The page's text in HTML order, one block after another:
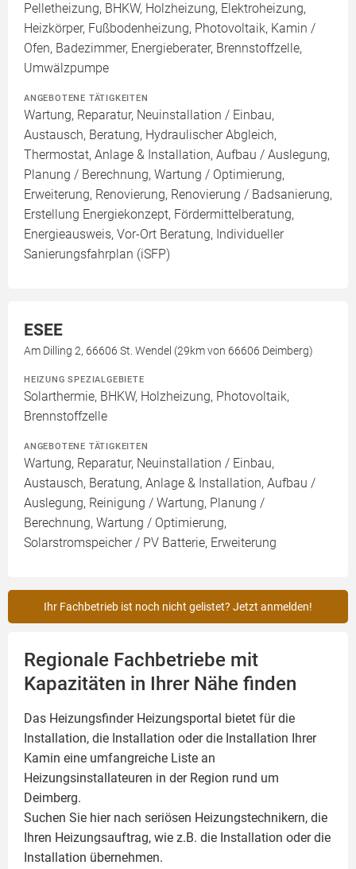
Pelletheizung, BHKW, Holzheizung, Elektroheizung,
Heizkörper, Fußbodenheizung, Photovoltaik, Kamin /
Ofen, Badezimmer, Energieberater, Brennstoffzelle,
Umwälzpumpe
ANGEBOTENE TÄTIGKEITEN
Wartung, Reparatur, Neuinstallation / Einbau,
Austausch, Beratung, Hydraulischer Abgleich,
Thermostat, Anlage & Installation, Aufbau / Auslegung,
Planung / Berechnung, Wartung / Optimierung,
Erweiterung, Renovierung, Renovierung / Badsanierung,
Erstellung Energiekonzept, Fördermittelberatung,
Energieausweis, Vor-Ort Beratung, Individueller
Sanierungsfahrplan (iSFP)
ESEE
Am Dilling 2, 66606 St. Wendel (29km von 66606 Deimberg)
HEIZUNG SPEZIALGEBIETE
Solarthermie, BHKW, Holzheizung, Photovoltaik,
Brennstoffzelle
ANGEBOTENE TÄTIGKEITEN
Wartung, Reparatur, Neuinstallation / Einbau,
Austausch, Beratung, Anlage & Installation, Aufbau /
Auslegung, Reinigung / Wartung, Planung /
Berechnung, Wartung / Optimierung,
Solarstromspeicher / PV Batterie, Erweiterung
Ihr Fachbetrieb ist noch nicht gelistet? Jetzt anmelden!
Regionale Fachbetriebe mit
Kapazitäten in Ihrer Nähe finden
Das Heizungsfinder Heizungsportal bietet für die
Installation, die Installation oder die Installation Ihrer
Kamin eine umfangreiche Liste an
Heizungsinstallateuren in der Region rund um
Deimberg.
Suchen Sie hier nach seriösen Heizungstechnikern, die
Ihren Heizungsauftrag, wie z.B. die Installation oder die
Installation übernehmen.